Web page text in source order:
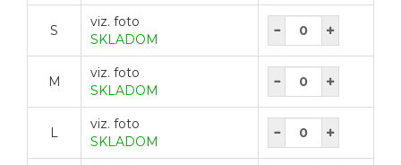
S
viz. foto
SKLADOM
M
viz. foto
SKLADOM
L
viz. foto
SKLADOM